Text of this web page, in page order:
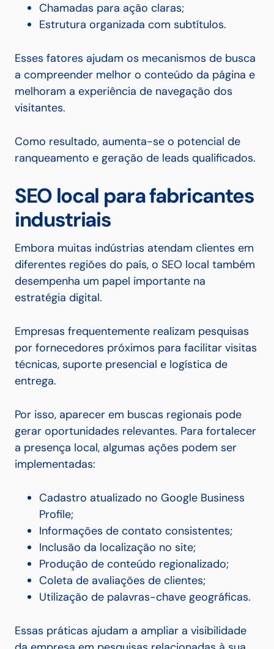
Chamadas para ação claras;
Estrutura organizada com subtítulos.
Esses fatores ajudam os mecanismos de busca
a compreender melhor o conteúdo da página e
melhoram a experiência de navegação dos
visitantes.
Como resultado, aumenta-se o potencial de
ranqueamento e geração de leads qualificados.
SEO local para fabricantes
industriais
Embora muitas indústrias atendam clientes em
diferentes regiões do país, o SEO local também
desempenha um papel importante na
estratégia digital.
Empresas frequentemente realizam pesquisas
por fornecedores próximos para facilitar visitas
técnicas, suporte presencial e logística de
entrega.
Por isso, aparecer em buscas regionais pode
gerar oportunidades relevantes. Para fortalecer
a presença local, algumas ações podem ser
implementadas:
Cadastro atualizado no Google Business
Profile;
Informações de contato consistentes;
Inclusão da localização no site;
Produção de conteúdo regionalizado;
Coleta de avaliações de clientes;
Utilização de palavras-chave geográficas.
Essas práticas ajudam a ampliar a visibilidade